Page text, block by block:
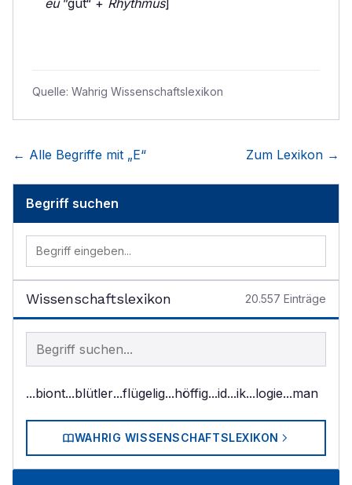
eu”gut“ + Rhythmus]
Quelle: Wahrig Wissenschaftslexikon
← Alle Begriffe mit „E“ Zum Lexikon →
Begriff suchen
Wissenschaftslexikon 20.557 Einträge
Begriff im Lexikon suchen
...biont...blütler...flügelig...höffig...id...ik...logie...man
WAHRIG WISSENSCHAFTSLEXIKON